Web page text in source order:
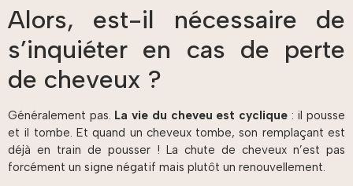
Alors, est-il nécessaire de
s’inquiéter en cas de perte
de cheveux ?
Généralement pas. La vie du cheveu est cyclique: il pousse
et il tombe. Et quand un cheveux tombe, son remplaçant est
déjà en train de pousser ! La chute de cheveux n’est pas
forcément un signe négatif mais plutôt un renouvellement.